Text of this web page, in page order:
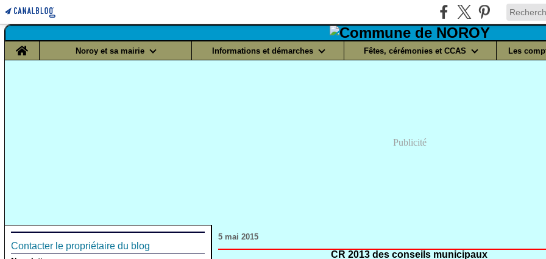
Home
Noroy et sa mairie Informations et démarches Fêtes, cérémonies et CCAS Les
Publicité
Contacter le propriétaire du blog
5 mai 2015
CR 2013 des conseils municipaux